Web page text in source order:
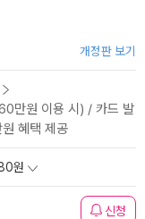
개정판 보기
만원 이용 시) / 카드 발
혜택 제공
원
신청